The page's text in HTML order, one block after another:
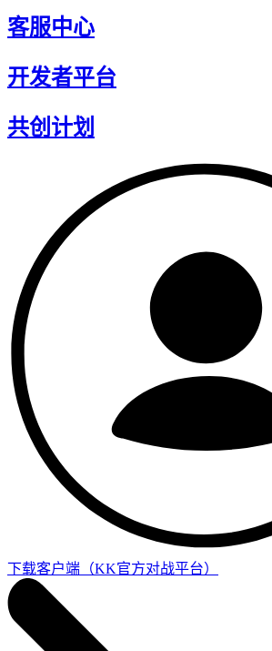
客服中心
开发者平台
共创计划
下载客户端 （KK官方对战平台）